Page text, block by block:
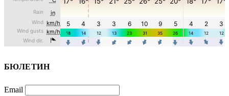
БЮЛЕТИН
Email